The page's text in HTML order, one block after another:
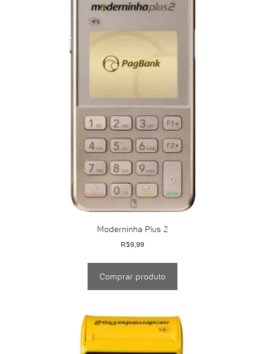
Moderninha Plus 2
R$9,99
Comprar produto